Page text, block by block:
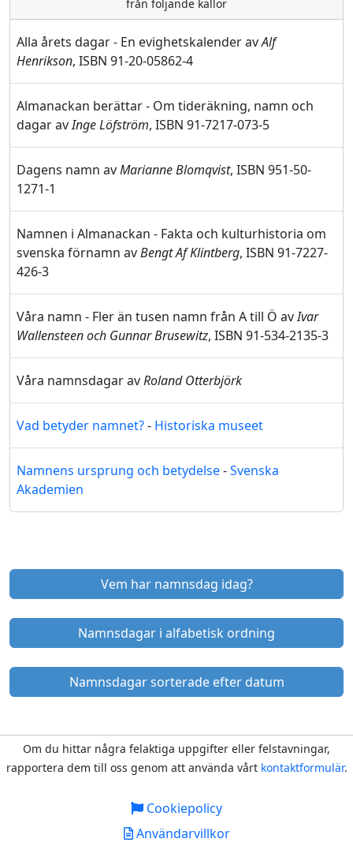
från följande källor
Alla årets dagar - En evighetskalender avAlf
Henrikson, ISBN 91-20-05862-4
Almanackan berättar - Om tideräkning, namn och
dagar avInge Löfström, ISBN 91-7217-073-5
Dagens namn avMarianne Blomqvist, ISBN 951-50-
1271-1
Namnen i Almanackan - Fakta och kulturhistoria om
svenska förnamn avBengt Af Klintberg, ISBN 91-7227-
426-3
Våra namn - Fler än tusen namn från A till Ö avIvar
Wallensteen och Gunnar Brusewitz, ISBN 91-534-2135-3
Våra namnsdagar avRoland Otterbjörk
Vad betyder namnet?- Historiska museet
Namnens ursprung och betydelse-Svenska
Akademien
Vem har namnsdag idag?
Namnsdagar i alfabetisk ordning
Namnsdagar sorterade efter datum
Om du hittar några felaktiga uppgifter eller felstavningar,
rapportera dem till oss genom att använda vårt kontaktformulär.
Cookiepolicy
Användarvillkor